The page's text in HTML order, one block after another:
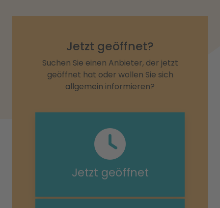
Jetzt geöffnet?
Suchen Sie einen Anbieter, der jetzt
geöffnet hat oder wollen Sie sich
allgemein informieren?
Jetzt geöffnet